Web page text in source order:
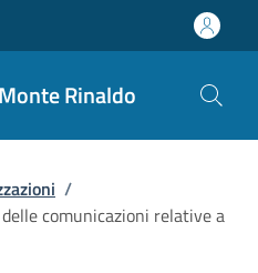
Rinaldo
/
comunicazioni relative a